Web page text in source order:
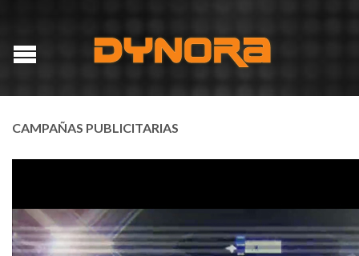
CAMPAÑAS PUBLICITARIAS